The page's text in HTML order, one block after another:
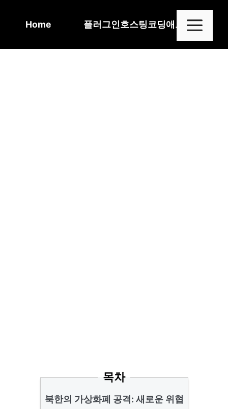
Home 플러그인호스팅코딩애드센스
목차
북한의 가상화폐 공격: 새로운 위협